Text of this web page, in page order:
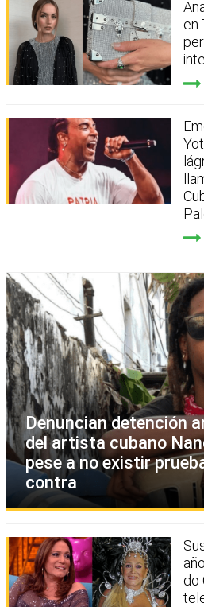
en
Denuncian detención
del artista cubano
pese a no existir
contra
do